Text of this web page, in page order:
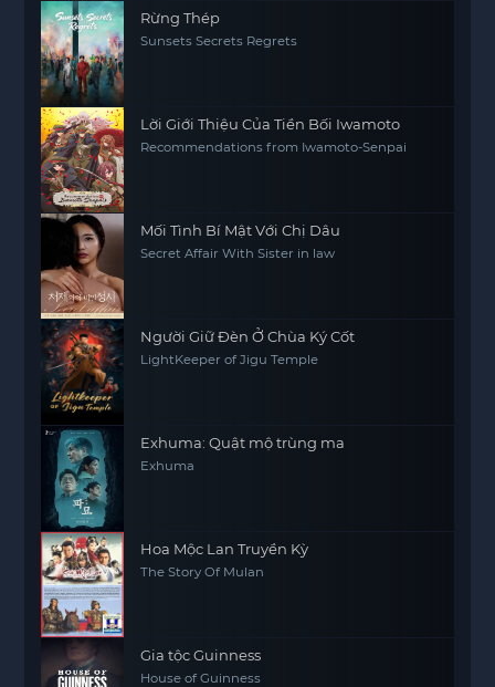
Rừng Thép
Sunsets Secrets Regrets
Lời Giới Thiệu Của Tiền Bối Iwamoto
Recommendations from Iwamoto-Senpai
Mối Tình Bí Mật Với Chị Dâu
Secret Affair With Sister in law
Người Giữ Đèn Ở Chùa Ký Cốt
LightKeeper of Jigu Temple
Exhuma: Quật mộ trùng ma
Exhuma
Hoa Mộc Lan Truyền Kỳ
The Story Of Mulan
Gia tộc Guinness
House of Guinness